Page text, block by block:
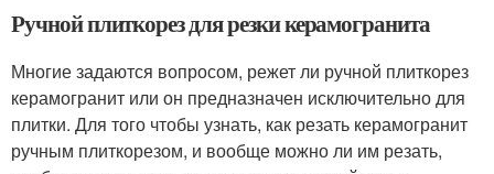
Ручной плиткорез для резки керамогранита
Многие задаются вопросом, режет ли ручной плиткорез
керамогранит или он предназначен исключительно для
плитки. Для того чтобы узнать, как резать керамогранит
ручным плиткорезом, и вообще можно ли им резать,